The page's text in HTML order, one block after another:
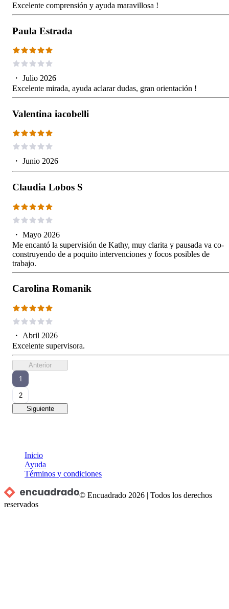
Excelente comprensión y ayuda maravillosa !
Paula Estrada
・ Julio 2026
Excelente mirada, ayuda aclarar dudas, gran orientación !
Valentina iacobelli
・ Junio 2026
Claudia Lobos S
・ Mayo 2026
Me encantó la supervisión de Kathy, muy clarita y pausada va co-
construyendo de a poquito intervenciones y focos posibles de
trabajo.
Carolina Romanik
・ Abril 2026
Excelente supervisora.
Anterior
1
2
Siguiente
Inicio
Ayuda
Términos y condiciones
© Encuadrado 2026 |Todos los derechos
reservados